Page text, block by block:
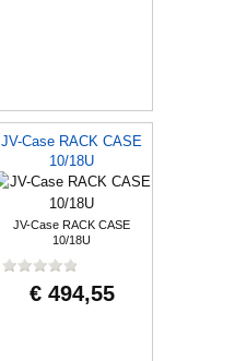
JV-Case RACK CASE
10/18U
JV-Case RACK CASE
10/18U
€ 494,55